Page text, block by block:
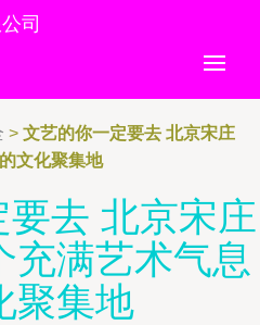
司
> 文艺的你一定要去 北京宋庄
文化聚集地
去 北京宋庄
充满艺术气息
聚集地